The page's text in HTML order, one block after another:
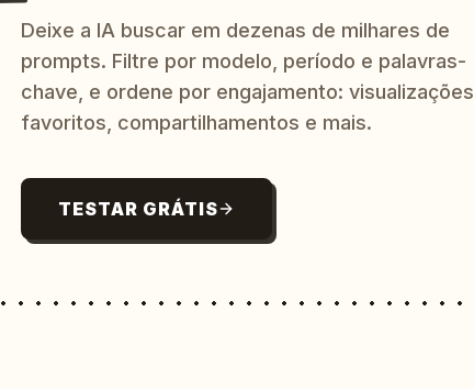
Deixe a IA buscar em dezenas de milhares de
prompts. Filtre por modelo, período e palavras-
chave, e ordene por engajamento: visualizações,
favoritos, compartilhamentos e mais.
TESTAR GRÁTIS